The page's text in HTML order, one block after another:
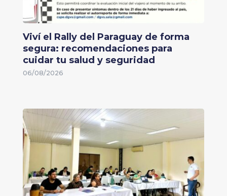
Viví el Rally del Paraguay de forma
segura: recomendaciones para
cuidar tu salud y seguridad
06/08/2026